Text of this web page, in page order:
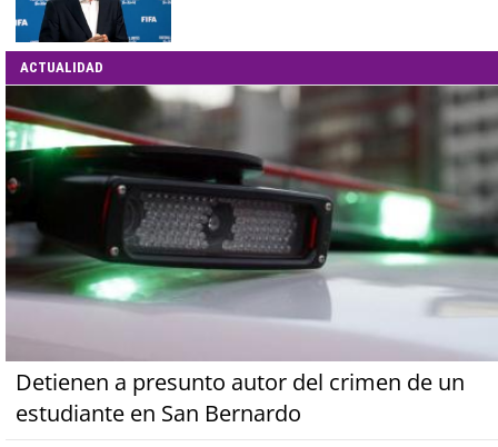
ACTUALIDAD
Detienen a presunto autor del crimen de un
estudiante en San Bernardo